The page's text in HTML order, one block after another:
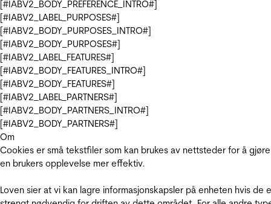
[#IABV2_BODY_PREFERENCE_INTRO#]
[#IABV2_LABEL_PURPOSES#]
[#IABV2_BODY_PURPOSES_INTRO#]
[#IABV2_BODY_PURPOSES#]
[#IABV2_LABEL_FEATURES#]
[#IABV2_BODY_FEATURES_INTRO#]
[#IABV2_BODY_FEATURES#]
[#IABV2_LABEL_PARTNERS#]
[#IABV2_BODY_PARTNERS_INTRO#]
[#IABV2_BODY_PARTNERS#]
Om
Cookies er små tekstfiler som kan brukes av nettsteder for å gjøre
en brukers opplevelse mer effektiv.
Loven sier at vi kan lagre informasjonskapsler på enheten hvis de